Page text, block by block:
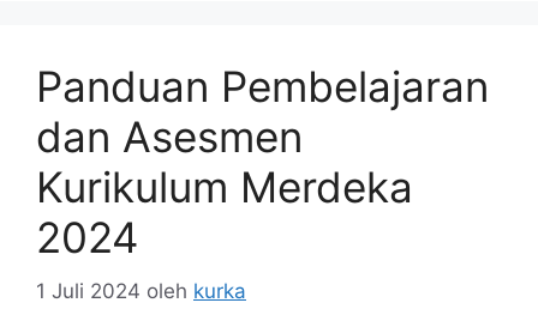
Panduan Pembelajaran
dan Asesmen
Kurikulum Merdeka
2024
1 Juli 2024 oleh kurka